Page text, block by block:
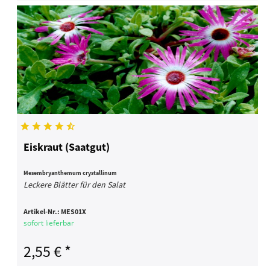
Eiskraut (Saatgut)
Mesembryanthemum crystallinum
Leckere Blätter für den Salat
Artikel-Nr.: MES01X
sofort lieferbar
2,55 € *